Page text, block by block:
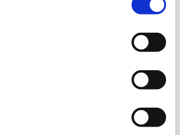
WIDEO